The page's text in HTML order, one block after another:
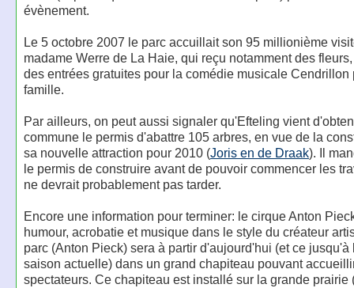
évènement.
Le 5 octobre 2007 le parc accuillait son 95 millionième
madame Werre de La Haie, qui reçu notamment des
des entrées gratuites pour la comédie musicale Cendrillon
famille.
Par ailleurs, on peut aussi signaler qu'Efteling vient
commune le permis d'abattre 105 arbres, en vue de la
sa nouvelle attraction pour 2010 (Joris en de Draak). Il
le permis de construire avant de pouvoir commencer les
ne devrait probablement pas tarder.
Encore une information pour terminer: le cirque Anton
humour, acrobatie et musique dans le style du créateur
parc (Anton Pieck) sera à partir d'aujourd'hui (et ce jusqu'à
saison actuelle) dans un grand chapiteau pouvant
spectateurs. Ce chapiteau est installé sur la grande prairie